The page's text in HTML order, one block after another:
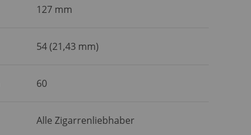
127 mm
54 (21,43 mm)
60
Alle Zigarrenliebhaber